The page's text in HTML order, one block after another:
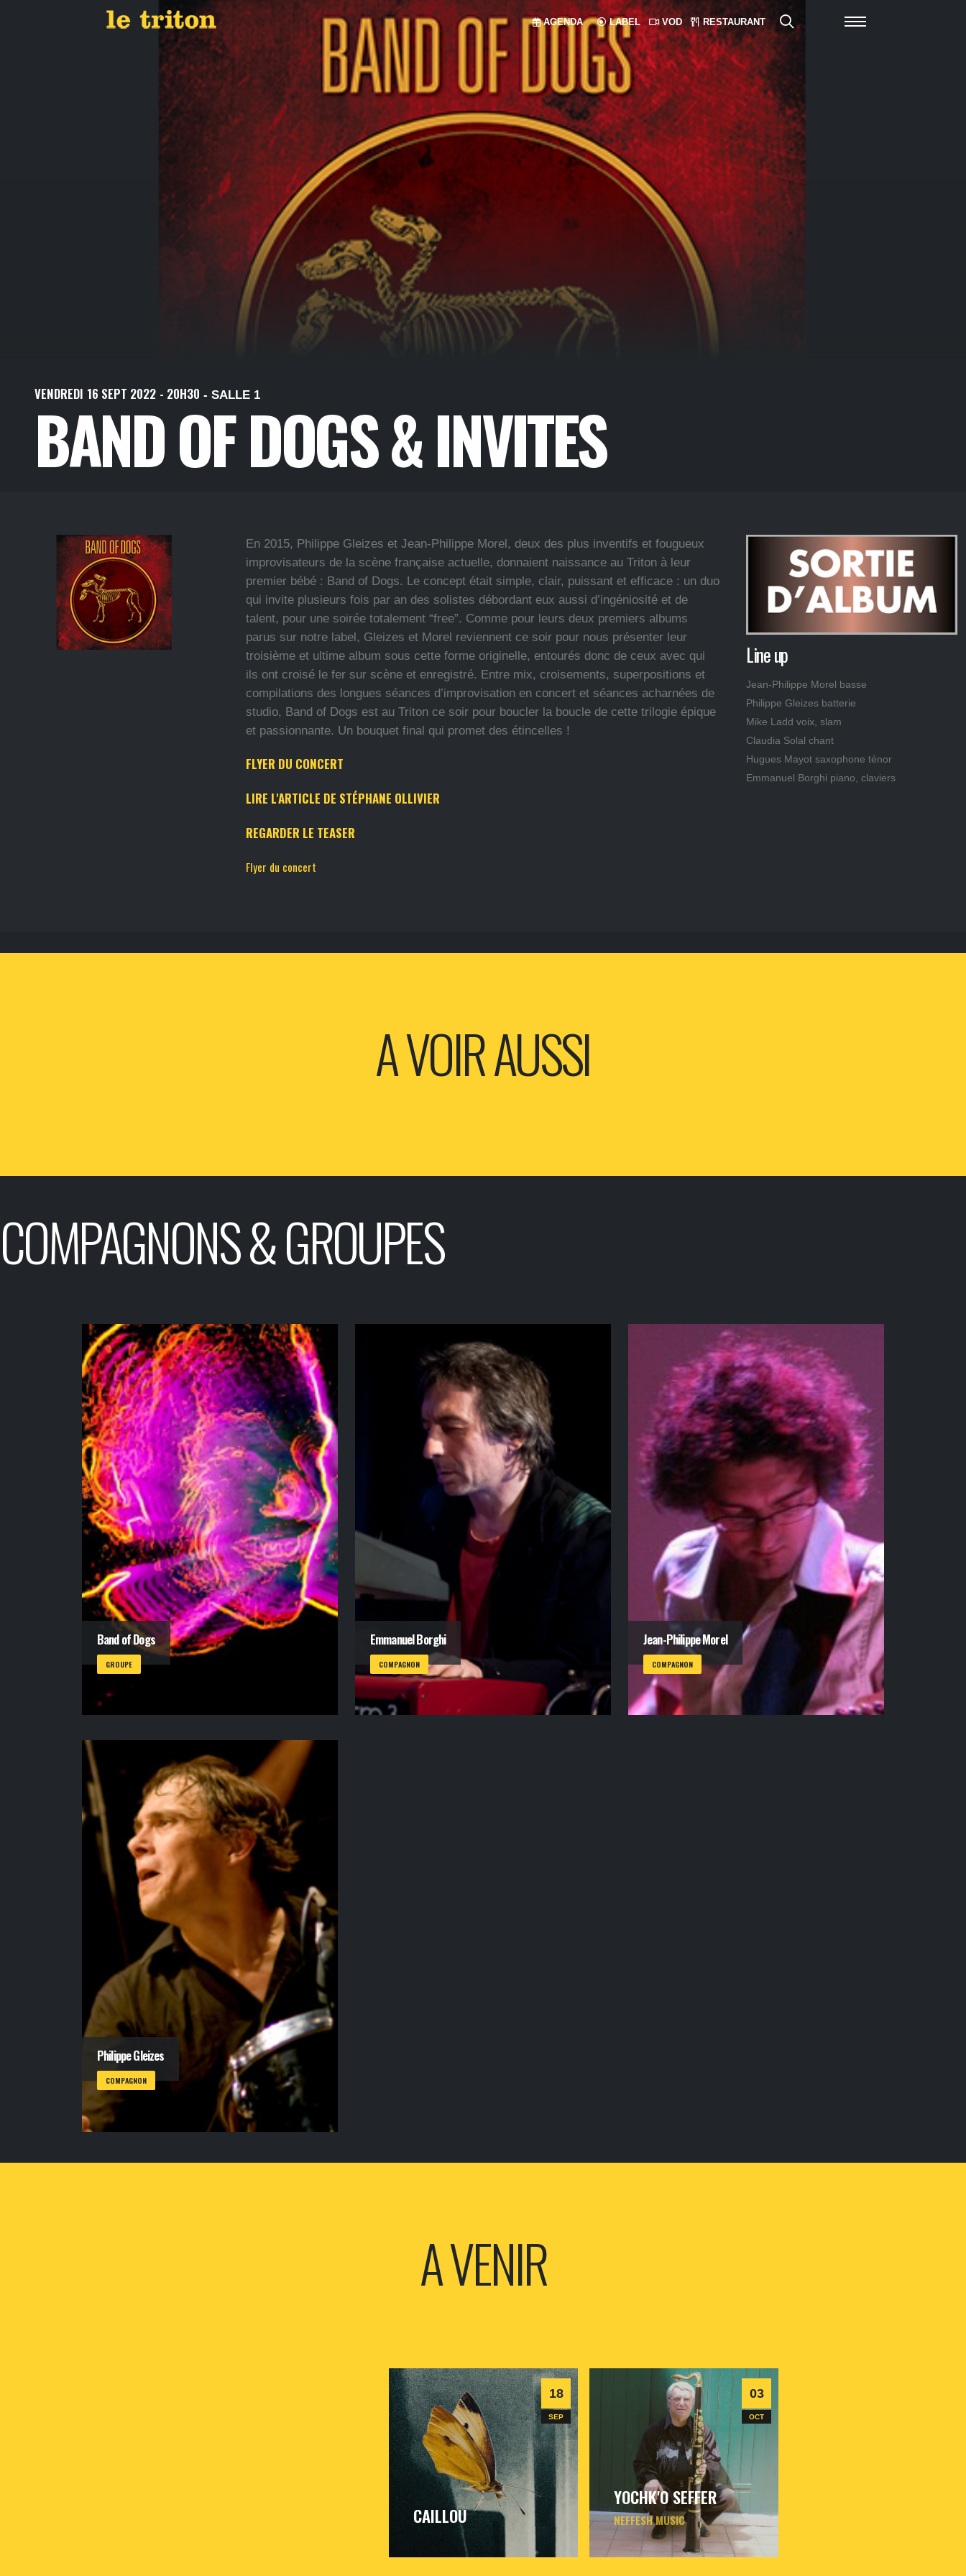
AGENDA LABEL VOD RESTAURANT
VENDREDI 16 SEPT 2022 - 20H30 - SALLE 1
BAND OF DOGS & INVITES
En 2015, Philippe Gleizes et Jean-Philippe Morel, deux des plus inventifs et fougueux
improvisateurs de la scène française actuelle, donnaient naissance au Triton à leur
premier bébé : Band of Dogs. Le concept était simple, clair, puissant et efficace : un duo
qui invite plusieurs fois par an des solistes débordant eux aussi d’ingéniosité et de
talent, pour une soirée totalement “free”. Comme pour leurs deux premiers albums
parus sur notre label, Gleizes et Morel reviennent ce soir pour nous présenter leur
troisième et ultime album sous cette forme originelle, entourés donc de ceux avec qui
ils ont croisé le fer sur scène et enregistré. Entre mix, croisements, superpositions et
compilations des longues séances d’improvisation en concert et séances acharnées de
studio, Band of Dogs est au Triton ce soir pour boucler la boucle de cette trilogie épique
et passionnante. Un bouquet final qui promet des étincelles !
FLYER DU CONCERT
LIRE L'ARTICLE DE STÉPHANE OLLIVIER
REGARDER LE TEASER
Flyer du concert
Line up
Jean-Philippe Morel basse
Philippe Gleizes batterie
Mike Ladd voix, slam
Claudia Solal chant
Hugues Mayot saxophone ténor
Emmanuel Borghi piano, claviers
A VOIR AUSSI
COMPAGNONS & GROUPES
Band of Dogs
GROUPE
Emmanuel Borghi
COMPAGNON
Jean-Philippe Morel
COMPAGNON
Philippe Gleizes
COMPAGNON
A VENIR
18
SEP
CAILLOU
sept - 20h30
- Le
03
OCT
YOCHK'O SEFFER
NEFFESH MUSIC
samedi 3 2026- 20h30
- Le